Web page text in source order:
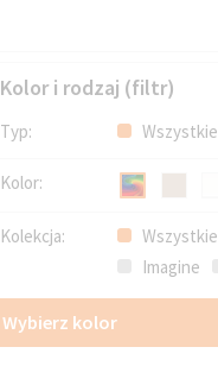
Kolor i rodzaj (filtr)
Typ: Wszystkie
Kolor:
Kolekcja: Wszystkie
Imagine
Wybierz kolor